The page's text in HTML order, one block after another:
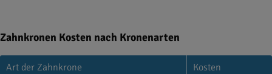
Zahnkronen Kosten nach Kronenarten
Art der Zahnkrone
Kosten